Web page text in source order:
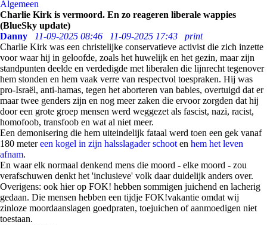
Algemeen
Charlie Kirk is vermoord. En zo reageren liberale wappies
(BlueSky update)
Danny
11-09-2025 08:46 11-09-2025 17:43
print
Charlie Kirk was een christelijke conservatieve activist die zich inzette
voor waar hij in geloofde, zoals het huwelijk en het gezin, maar zijn
standpunten deelde en verdedigde met liberalen die lijnrecht tegenover
hem stonden en hem vaak verre van respectvol toespraken. Hij was
pro-Israël, anti-hamas, tegen het aborteren van babies, overtuigd dat er
maar twee genders zijn en nog meer zaken die ervoor zorgden dat hij
door een grote groep mensen werd weggezet als fascist, nazi, racist,
homofoob, transfoob en wat al niet meer.
Een demonisering die hem uiteindelijk fataal werd toen een gek vanaf
180 metereen kogel in zijn halsslagader schoot en hem het leven
afnam.
En waar elk normaal denkend mens die moord - elke moord - zou
verafschuwen denkt het 'inclusieve' volk daar duidelijk anders over.
Overigens: ook hier op FOK! hebben sommigen juichend en lacherig
gedaan. Die mensen hebben een tijdje FOK!vakantie omdat wij
zinloze moordaanslagen goedpraten, toejuichen of aanmoedigen niet
toestaan.